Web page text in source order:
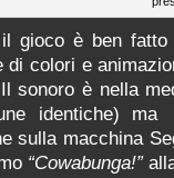
il gioco è ben
di colori e
sonoro è nella
identiche) ma
sulla macchina
“Cowabunga!”